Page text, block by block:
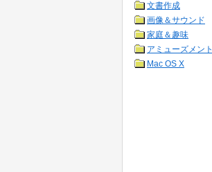
文書作成
画像＆サウンド
家庭＆趣味
アミューズメント
Mac OS X